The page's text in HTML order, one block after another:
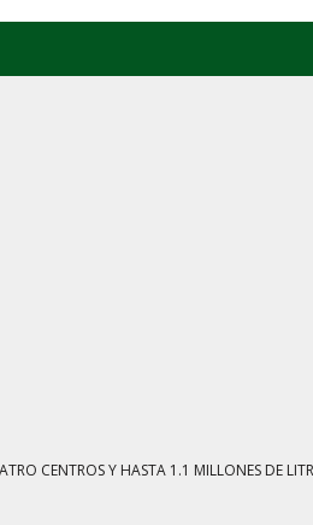
BAJO EXAMEN